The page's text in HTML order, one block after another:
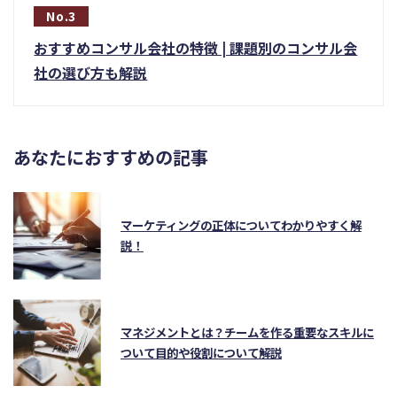
おすすめコンサル会社の特徴 | 課題別のコンサル会
社の選び方も解説
あなたにおすすめの記事
マーケティングの正体についてわかりやすく解
説！
マネジメントとは？チームを作る重要なスキルに
ついて目的や役割について解説